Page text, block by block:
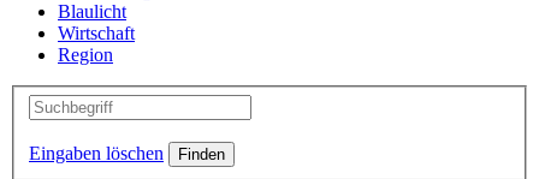
Blaulicht
Wirtschaft
Region
Eingaben löschen